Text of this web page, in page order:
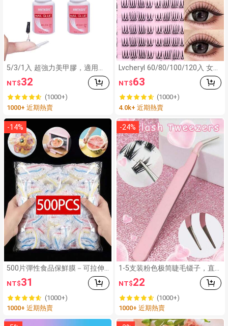
5/3/1入 超強力美甲膠，適用於
美甲片、壓克力美甲和穿戴式美
甲，刷式美甲膠，持久耐用，適
用於壓克力美甲、假美甲片、美
甲凝膠
NT$32
(1000+)
1000+ 近期熱賣
-14%
500片彈性食品保鮮膜－可拉伸
透明盤子蓋，可重複使用，多功
能無味廚房保鮮膜，防塵，適用
於居家、餐廳、野餐－適合所有
盤子尺寸，野餐必備品｜裝飾包
裝膜｜可重複使用塑料膜，食品
NT$31
(1000+)
1000+ 近期熱賣
Lvcheryl 60/80/100/120入 女團
免膠假睫毛 - 超薄自黏式睫毛接
長 C捲，無需膠水，自然外觀，
適合初學者 DIY 睫毛，派對長效
持妝，柔軟質感睫毛彩妝
NT$63
(1000+)
4.0k+ 近期熱賣
-24%
1-5支装粉色极简睫毛镊子，直
头和弯头两种款式可选，精心设
计满足不同需求。加厚钢材质，
硬度高，弹性好，经久耐用。配
有保护帽，避免伤手。握感舒
适。
NT$22
(1000+)
1000+ 近期熱賣